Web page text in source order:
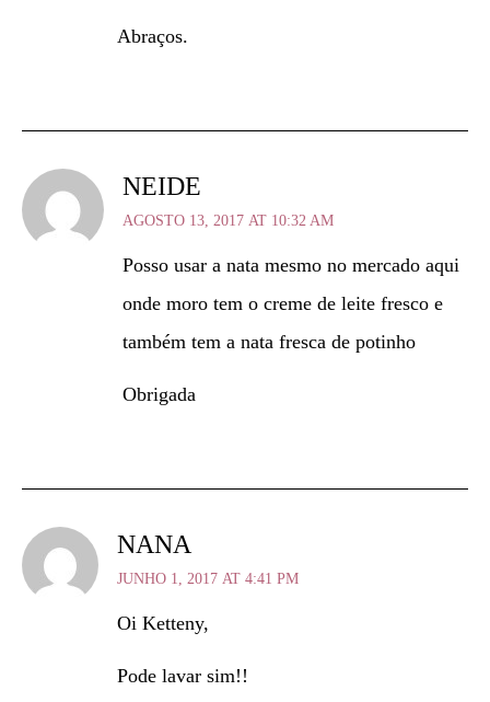
Abraços.
NEIDE
AGOSTO 13, 2017 AT 10:32 AM
Posso usar a nata mesmo no mercado aqui
onde moro tem o creme de leite fresco e
também tem a nata fresca de potinho
Obrigada
NANA
JUNHO 1, 2017 AT 4:41 PM
Oi Ketteny,
Pode lavar sim!!